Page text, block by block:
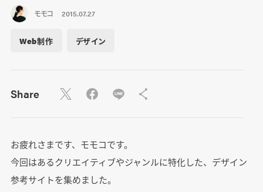
モモコ 2015.07.27
Web制作 デザイン
Share
お疲れさまです、モモコです。
今回はあるクリエイティブやジャンルに特化した、デザイン
参考サイトを集めました。